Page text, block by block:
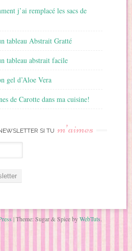
j’ai remplacé les sacs de
tableau Abstrait Gratté
tableau abstrait facile
gel d’Aloe Vera
de Carotte dans ma cuisine!
SI TU m’aimes
|Theme: Sugar & Spice byWebTuts.